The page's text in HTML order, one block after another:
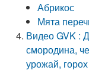
Абрикос
Мята
Видео GVK :
смородина,
урожай, горох